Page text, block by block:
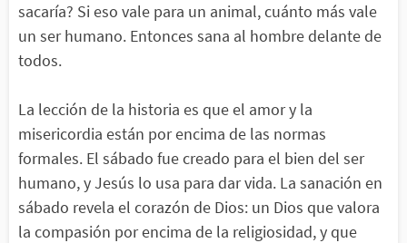
sacaría? Si eso vale para un animal, cuánto más vale
un ser humano. Entonces sana al hombre delante de
todos.
La lección de la historia es que el amor y la
misericordia están por encima de las normas
formales. El sábado fue creado para el bien del ser
humano, y Jesús lo usa para dar vida. La sanación en
sábado revela el corazón de Dios: un Dios que valora
la compasión por encima de la religiosidad, y que